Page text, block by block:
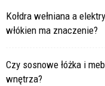
Kołdra wełniana a
włókien ma znaczenie?
Czy sosnowe łóżka i
wnętrza?